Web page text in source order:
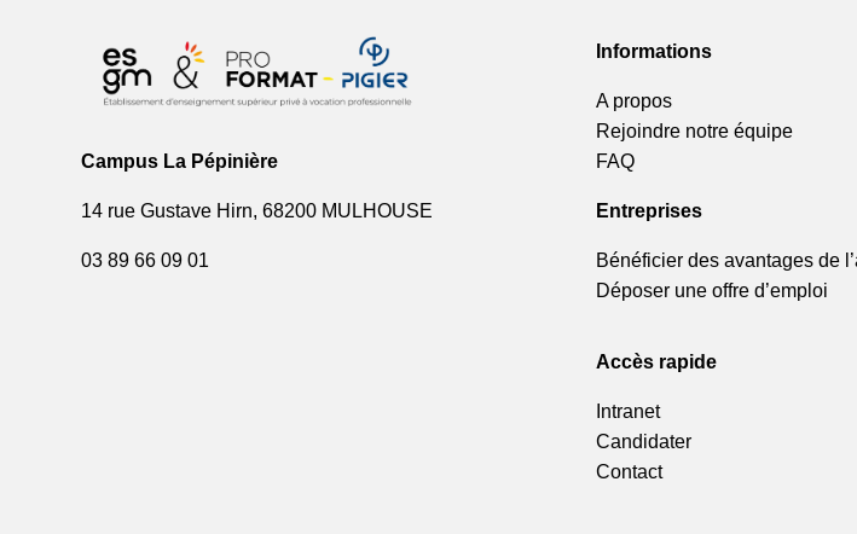
Campus La Pépinière
14 rue Gustave Hirn, 68200 MULHOUSE
03 89 66 09 01
Informations
A propos
Rejoindre notre équipe
FAQ
Entreprises
Bénéficier des avantages de
Déposer une offre d’emploi
Accès rapide
Intranet
Candidater
Contact